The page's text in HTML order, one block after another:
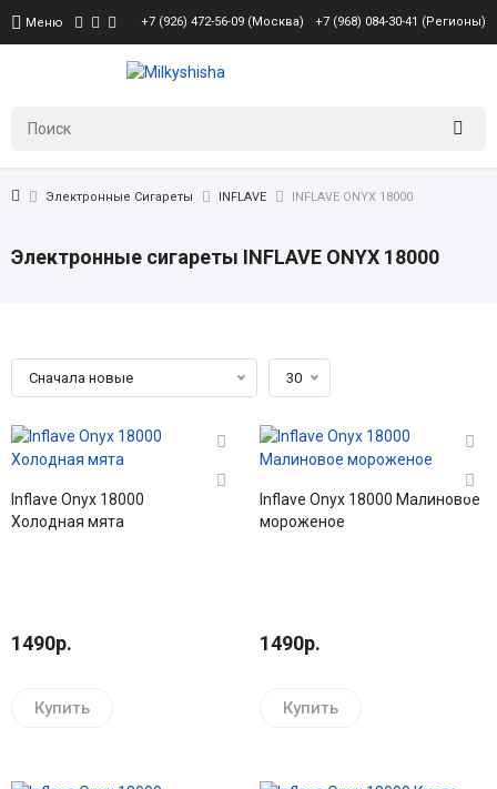
Меню +7 (926) 472-56-09 (Москва) +7 (968) 084-30-41 (Регионы)
Электронные Сигареты INFLAVE INFLAVE ONYX 18000
Электронные сигареты INFLAVE ONYX 18000
Сначала новые 30
Inflave Onyx 18000
Холодная мята
1490р.
Купить
Inflave Onyx 18000 Малиновое
мороженое
1490р.
Купить